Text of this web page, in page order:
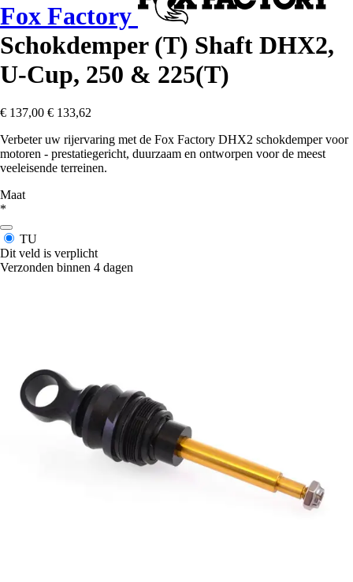
Fox Factory
Schokdemper (T) Shaft DHX2,
U-Cup, 250 & 225(T)
€ 137,00 € 133,62
Verbeter uw rijervaring met de Fox Factory DHX2 schokdemper voor
motoren - prestatiegericht, duurzaam en ontworpen voor de meest
veeleisende terreinen.
Maat
*
TU
Dit veld is verplicht
Verzonden binnen 4 dagen